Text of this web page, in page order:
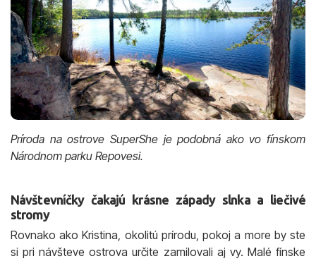
Príroda na ostrove SuperShe je podobná ako vo fínskom
Národnom parku Repovesi.
Návštevníčky čakajú krásne západy slnka a liečivé
stromy
Rovnako ako Kristina, okolitú prírodu, pokoj a more by ste
si pri návšteve ostrova určite zamilovali aj vy. Malé fínske